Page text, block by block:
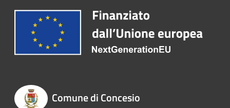
Comune di Concesio